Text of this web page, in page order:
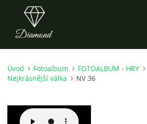
ÚVOD
Úvod Fotoalbum
FOTOALBUM - HRY
Nejkrásnější válka
NV 36